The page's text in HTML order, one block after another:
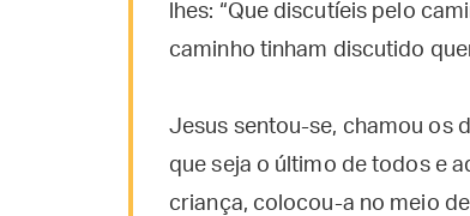
lhes: “Que discutíeis pelo
caminho tinham discutido
Jesus sentou-se, chamou os
que seja o último de todos e
criança, colocou-a no meio